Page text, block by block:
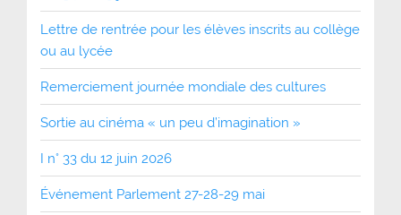
Lettre de rentrée pour les élèves inscrits au collège
ou au lycée
Remerciement journée mondiale des cultures
Sortie au cinéma « un peu d’imagination »
I n° 33 du 12 juin 2026
Événement Parlement 27-28-29 mai